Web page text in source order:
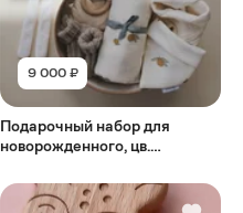
9 000 ₽
Подарочный набор для
новорожденного, цв.